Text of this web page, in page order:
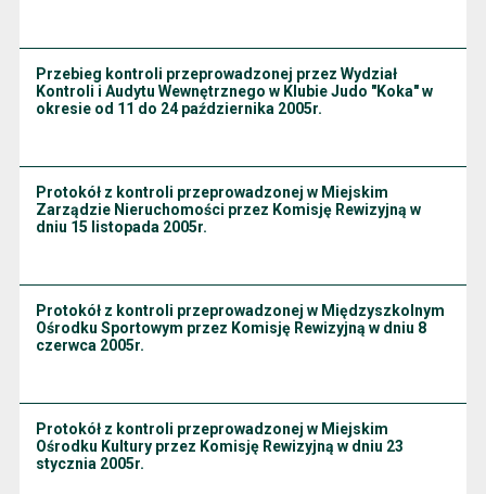
Przebieg kontroli przeprowadzonej przez Wydział
Kontroli i Audytu Wewnętrznego w Klubie Judo "Koka" w
okresie od 11 do 24 października 2005r.
Protokół z kontroli przeprowadzonej w Miejskim
Zarządzie Nieruchomości przez Komisję Rewizyjną w
dniu 15 listopada 2005r.
Protokół z kontroli przeprowadzonej w Międzyszkolnym
Ośrodku Sportowym przez Komisję Rewizyjną w dniu 8
czerwca 2005r.
Protokół z kontroli przeprowadzonej w Miejskim
Ośrodku Kultury przez Komisję Rewizyjną w dniu 23
stycznia 2005r.